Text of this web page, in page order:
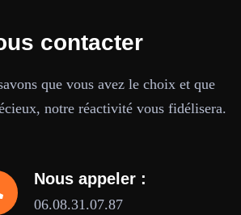
contacter
que vous avez le choix et que
notre réactivité vous fidélisera.
Nous appeler :
06.08.31.07.87